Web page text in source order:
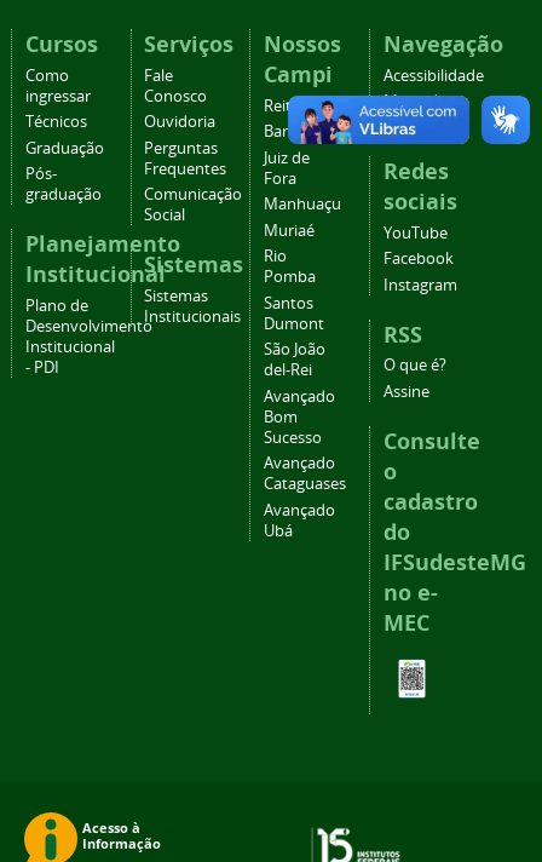
Cursos
Como
ingressar
Técnicos
Graduação
Pós-
graduação
Planejamento
Institucional
Plano de
Desenvolvimento
Institucional
- PDI
Serviços
Fale
Conosco
Ouvidoria
Perguntas
Frequentes
Comunicação
Social
Sistemas
Sistemas
Institucionais
Nossos
Campi
Reitoria
Barbacena
Juiz de
Fora
Manhuaçu
Muriaé
Rio
Pomba
Santos
Dumont
São João
del-Rei
Avançado
Bom
Sucesso
Avançado
Cataguases
Avançado
Ubá
Navegação
Acessibilidade
Mapa do
site
Redes
sociais
YouTube
Facebook
Instagram
RSS
O que é?
Assine
Consulte
o
cadastro
do
IFSudesteMG
no e-
MEC